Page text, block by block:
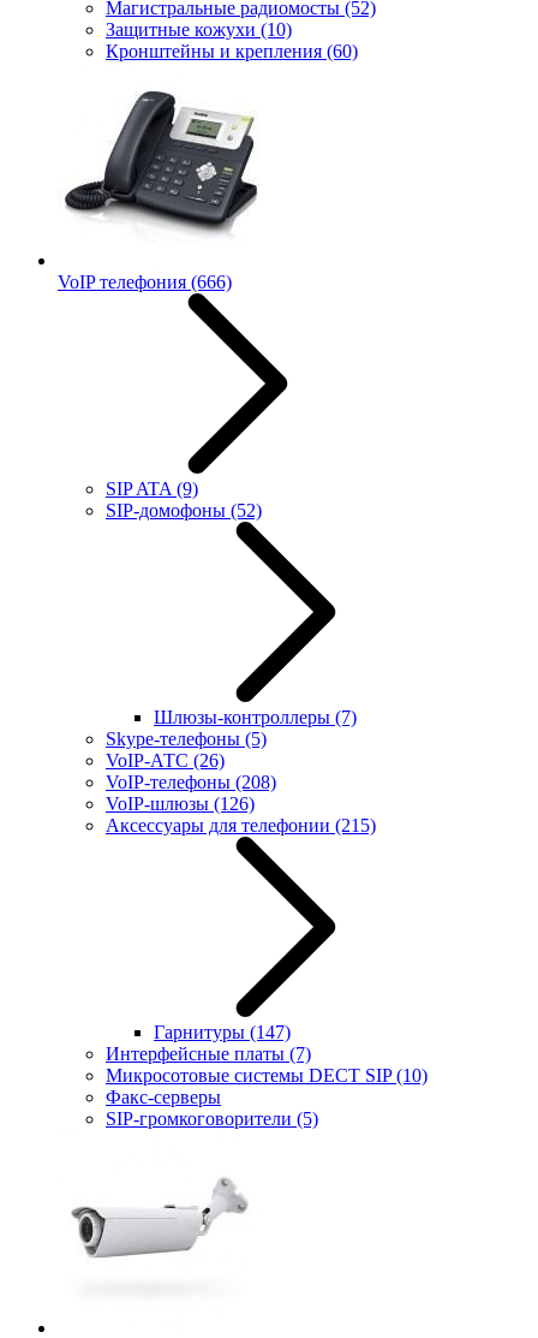
Магистральные радиомосты (52)
Защитные кожухи (10)
Кронштейны и крепления (60)
VoIP телефония (666)
SIP ATA (9)
SIP-домофоны (52)
Шлюзы-контроллеры (7)
Skype-телефоны (5)
VoIP-АТС (26)
VoIP-телефоны (208)
VoIP-шлюзы (126)
Аксессуары для телефонии (215)
Гарнитуры (147)
Интерфейсные платы (7)
Микросотовые системы DECT SIP(10)
Факс-серверы
SIP-громкоговорители (5)